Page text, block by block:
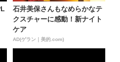
石井美保さんもなめらかなテ
クスチャーに感動！新ナイト
ケア
AD(ゲラン｜美的.com)